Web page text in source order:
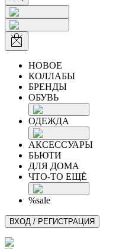
НОВОЕ
КОЛЛАБЫ
БРЕНДЫ
ОБУВЬ
ОДЕЖДА
АКСЕССУАРЫ
БЬЮТИ
ДЛЯ ДОМА
ЧТО-ТО ЕЩЁ
%sale
ВХОД / РЕГИСТРАЦИЯ